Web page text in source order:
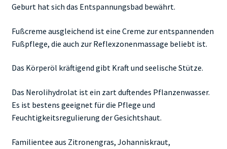
Geburt hat sich das Entspannungsbad bewährt.
Fußcreme ausgleichend ist eine Creme zur entspannenden
Fußpflege, die auch zur Reflexzonenmassage beliebt ist.
Das Körperöl kräftigend gibt Kraft und seelische Stütze.
Das Nerolihydrolat ist ein zart duftendes Pflanzenwasser.
Es ist bestens geeignet für die Pflege und
Feuchtigkeitsregulierung der Gesichtshaut.
Familientee aus Zitronengras, Johanniskraut,